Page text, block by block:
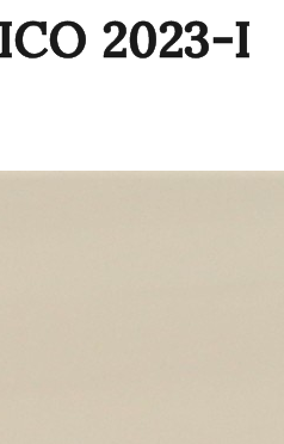
2023-I